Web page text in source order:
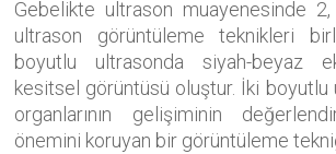
Gebelikte ultrason muayenesinde
ultrason görüntüleme teknikleri
boyutlu ultrasonda siyah-beyaz
kesitsel görüntüsü oluştur. İki boyutlu
organlarının gelişiminin
önemini koruyan bir görüntüleme